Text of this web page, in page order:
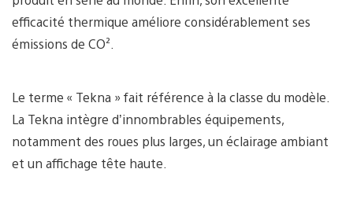
efficacité thermique améliore considérablement ses
émissions de CO².
Le terme « Tekna » fait référence à la classe du modèle.
La Tekna intègre d’innombrables équipements,
notamment des roues plus larges, un éclairage ambiant
et un affichage tête haute.